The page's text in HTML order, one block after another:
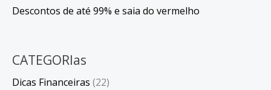
Descontos de até 99% e saia do vermelho
CATEGORIas
Dicas Financeiras (22)